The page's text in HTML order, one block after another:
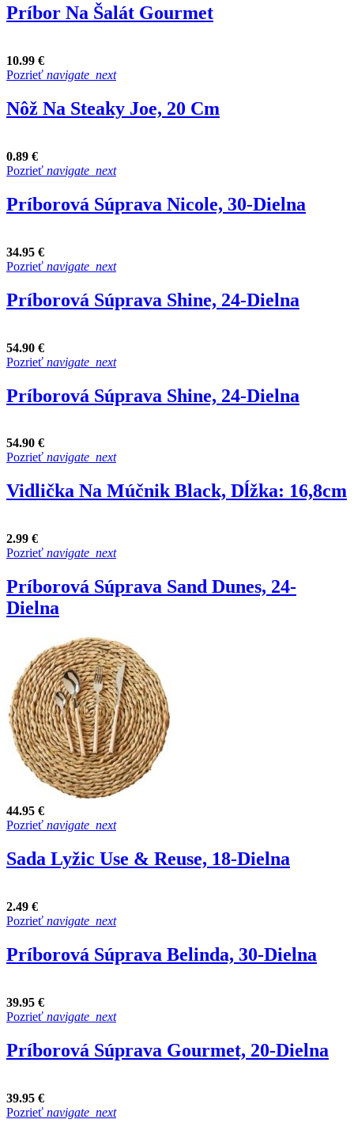
Príbor Na Šalát Gourmet
10.99 €
Pozrieť navigate_next
Nôž Na Steaky Joe, 20 Cm
0.89 €
Pozrieť navigate_next
Príborová Súprava Nicole, 30-Dielna
34.95 €
Pozrieť navigate_next
Príborová Súprava Shine, 24-Dielna
54.90 €
Pozrieť navigate_next
Príborová Súprava Shine, 24-Dielna
54.90 €
Pozrieť navigate_next
Vidlička Na Múčnik Black, Dĺžka: 16,8cm
2.99 €
Pozrieť navigate_next
Príborová Súprava Sand Dunes, 24-
Dielna
44.95 €
Pozrieť navigate_next
Sada Lyžic Use & Reuse, 18-Dielna
2.49 €
Pozrieť navigate_next
Príborová Súprava Belinda, 30-Dielna
39.95 €
Pozrieť navigate_next
Príborová Súprava Gourmet, 20-Dielna
39.95 €
Pozrieť navigate_next